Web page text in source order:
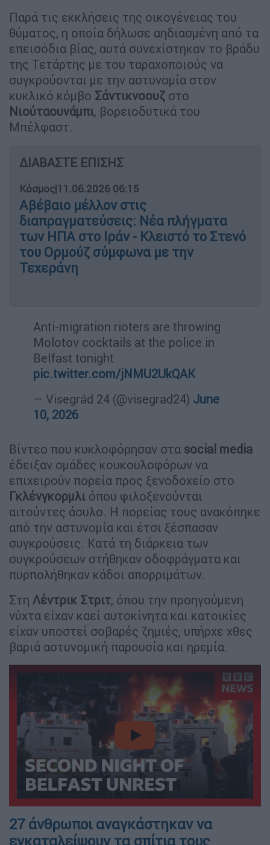
Παρά τις εκκλήσεις της οικογένειας του
θύματος, η οποία δήλωσε αηδιασμένη από τα
επεισόδια βίας, αυτά συνεχίστηκαν το βράδυ
της Τετάρτης με του ταραχοποιούς να
συγκρούονται με την αστυνομία στον
κυκλικό κόμβο Σάντικνοουζ στο
Νιούταουνάμπι, βορειοδυτικά του
Μπέλφαστ.
ΔΙΑΒΑΣΤΕ ΕΠΙΣΗΣ
Κόσμος|11.06.2026 06:15
Αβέβαιο μέλλον στις
διαπραγματεύσεις: Νέα πλήγματα
των ΗΠΑ στο Ιράν - Κλειστό το Στενό
του Ορμούζ σύμφωνα με την
Τεχεράνη
Anti-migration rioters are throwing
Molotov cocktails at the police in
Belfast tonight
pic.twitter.com/jNMU2UkQAK
— Visegrád 24 (@visegrad24) June
10, 2026
Βίντεο που κυκλοφόρησαν στα social media
έδειξαν ομάδες κουκουλοφόρων να
επιχειρούν πορεία προς ξενοδοχείο στο
Γκλένγκορμλι όπου φιλοξενούνται
αιτούντες άσυλο. Η πορείας τους ανακόπηκε
από την αστυνομία και έτσι ξέσπασαν
συγκρούσεις. Κατά τη διάρκεια των
συγκρούσεων στήθηκαν οδοφράγματα και
πυρπολήθηκαν κάδοι απορριμάτων.
Στη Λέντρικ Στριτ, όπου την προηγούμενη
νύχτα είχαν καεί αυτοκίνητα και κατοικίες
είχαν υποστεί σοβαρές ζημιές, υπήρχε χθες
βαριά αστυνομική παρουσία και ηρεμία.
video
27 άνθρωποι αναγκάστηκαν να
εγκαταλείψουν τα σπίτια τους